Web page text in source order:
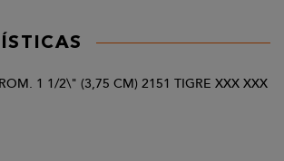
1 1/2\" (3,75 CM) 2151 TIGRE XXX XXX